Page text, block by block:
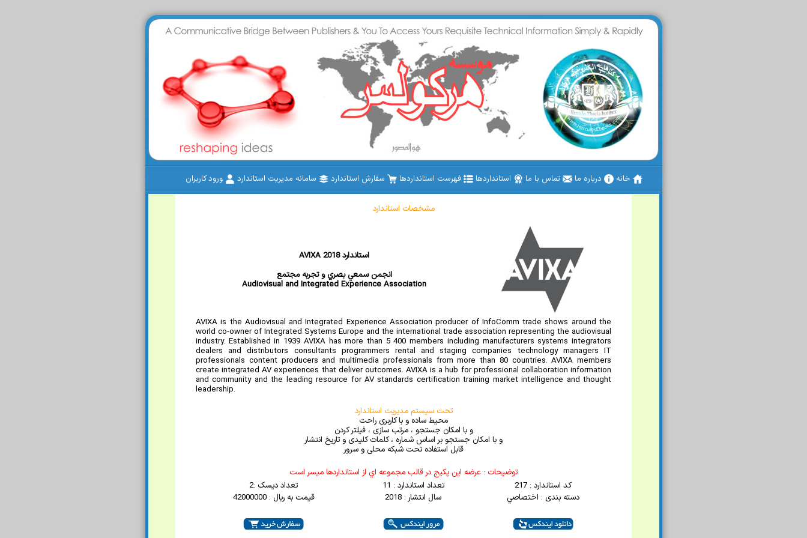
خانه درباره ما تماس با ما استانداردها فهرست استانداردها سفارش استاندارد سامانه مدیریت استاندارد ورود کاربران
مشخصات استاندارد
AVIXA 2018 استاندارد
انجمن سمعي بصري و تجربه مجتمع
Audiovisual and Integrated Experience Association
AVIXA is the Audiovisual and Integrated Experience Association producer of InfoComm trade shows around the
world co-owner of Integrated Systems Europe and the international trade association representing the audiovisual
industry. Established in 1939 AVIXA has more than 5 400 members including manufacturers systems integrators
dealers and distributors consultants programmers rental and staging companies technology managers IT
professionals content producers and multimedia professionals from more than 80 countries. AVIXA members
create integrated AV experiences that deliver outcomes. AVIXA is a hub for professional collaboration information
and community and the leading resource for AV standards certification training market intelligence and thought
leadership.
تحت سیستم مدیریت استاندارد
محیط ساده و با کاربری راحت
و با امکان جستجو ، مرتب سازی ، فیلتر کردن
و با امکان جستجو بر اساس شماره ، کلمات کلیدی و تاریخ انتشار
قابل استفاده تحت شبکه محلی و سرور
توضيحات : عرضه اين پکيج در قالب مجموعه اي از استانداردها ميسر است
تعداد دیسک :2
تعداد استاندارد : 11
کد استاندارد : 217
قیمت به ریال : 42000000
سال انتشار : 2018 دسته بندی : اختصاصي